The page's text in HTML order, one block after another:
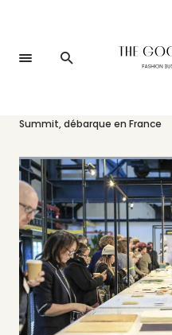
Summit, débarque en France